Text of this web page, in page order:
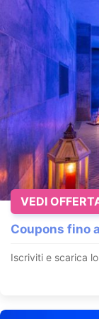
Coupons fino
Iscriviti e scarica
VEDI